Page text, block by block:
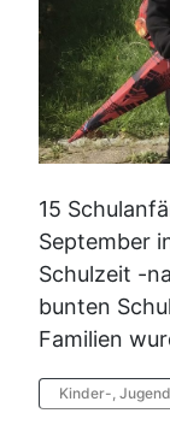
15
September
Schulzeit -
bunten
Familien
Kinder-,